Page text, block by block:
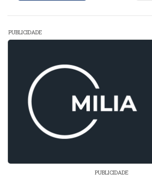
PUBLICIDADE
PUBLICIDADE